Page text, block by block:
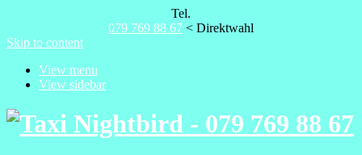
Tel.
079 769 88 67 < Direktwahl
Skip to content
View menu
View sidebar